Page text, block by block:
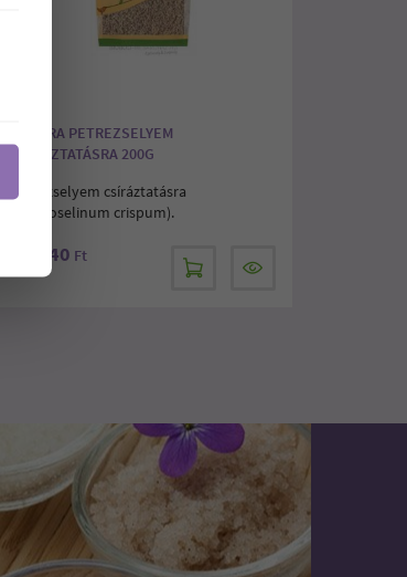
NATURA PETREZSELYEM
CSÍRÁZTATÁSRA 200G
Petrezselyem csíráztatásra
(pertroselinum crispum).
940 Ft